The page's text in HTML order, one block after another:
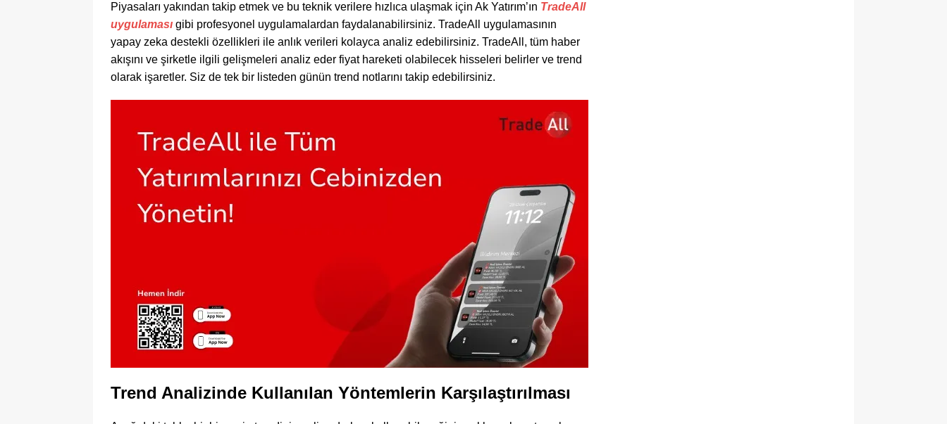
Piyasaları yakından takip etmek ve bu teknik verilere hızlıca ulaşmak için Ak Yatırım’ın TradeAll
uygulaması gibi profesyonel uygulamalardan faydalanabilirsiniz. TradeAll uygulamasının
yapay zeka destekli özellikleri ile anlık verileri kolayca analiz edebilirsiniz. TradeAll, tüm haber
akışını ve şirketle ilgili gelişmeleri analiz eder fiyat hareketi olabilecek hisseleri belirler ve trend
olarak işaretler. Siz de tek bir listeden günün trend notlarını takip edebilirsiniz.
Trend Analizinde Kullanılan Yöntemlerin Karşılaştırılması